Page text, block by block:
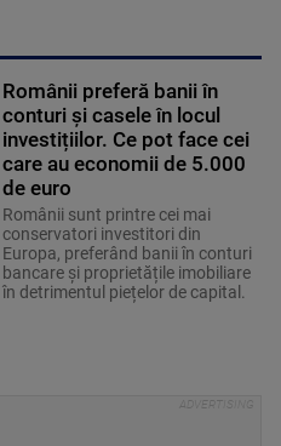
Românii preferă banii în
conturi și casele în locul
investițiilor. Ce pot face cei
care au economii de 5.000
de euro
Românii sunt printre cei mai
conservatori investitori din
Europa, preferând banii în conturi
bancare și proprietățile imobiliare
în detrimentul piețelor de capital.